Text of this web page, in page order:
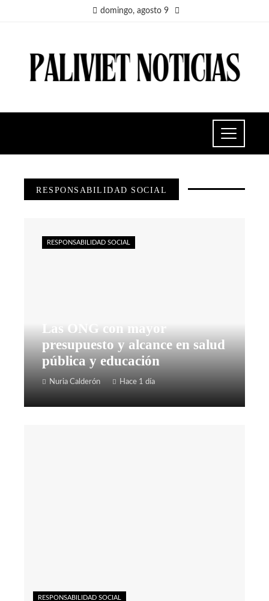
domingo, agosto 9
RESPONSABILIDAD SOCIAL
Las ONG con mayor
presupuesto y alcance en salud
pública y educación
Nuria Calderón Hace 1 día
RESPONSABILIDAD SOCIAL
RESPONSABILIDAD SOCIAL